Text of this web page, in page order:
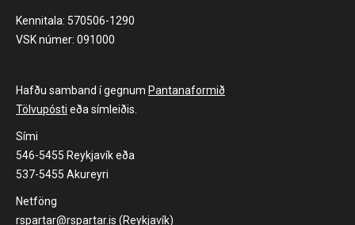
Kennitala: 570506-1290
VSK númer: 091000
Hafðu samband í gegnum Pantanaformið
Tölvupósti eða símleiðis.
Sími
546-5455 Reykjavík eða
537-5455 Akureyri
Netföng
rspartar@rspartar.is (Reykjavík)